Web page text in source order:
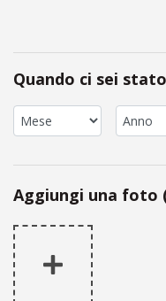
Quando ci sei
Aggiungi una foto